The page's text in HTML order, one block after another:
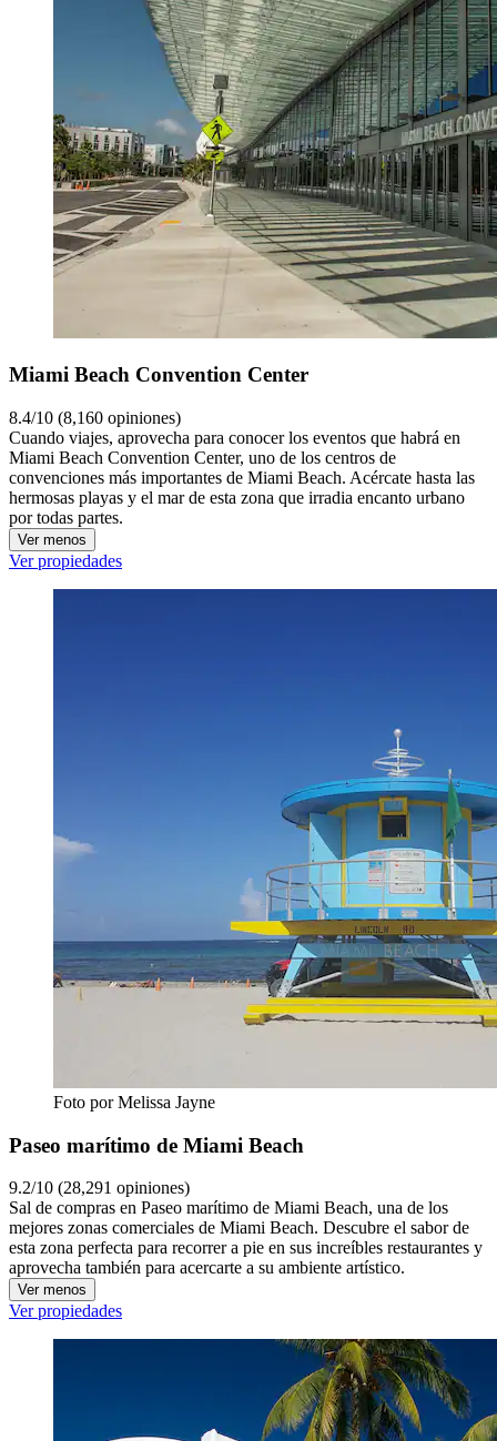
Miami Beach Convention Center
8.4/10 (8,160 opiniones)
Cuando viajes, aprovecha para conocer los eventos que habrá en
Miami Beach Convention Center, uno de los centros de
convenciones más importantes de Miami Beach. Acércate hasta las
hermosas playas y el mar de esta zona que irradia encanto urbano
por todas partes.
Ver menos
Ver propiedades
Foto por Melissa Jayne
Paseo marítimo de Miami Beach
9.2/10 (28,291 opiniones)
Sal de compras en Paseo marítimo de Miami Beach, una de los
mejores zonas comerciales de Miami Beach. Descubre el sabor de
esta zona perfecta para recorrer a pie en sus increíbles restaurantes y
aprovecha también para acercarte a su ambiente artístico.
Ver menos
Ver propiedades